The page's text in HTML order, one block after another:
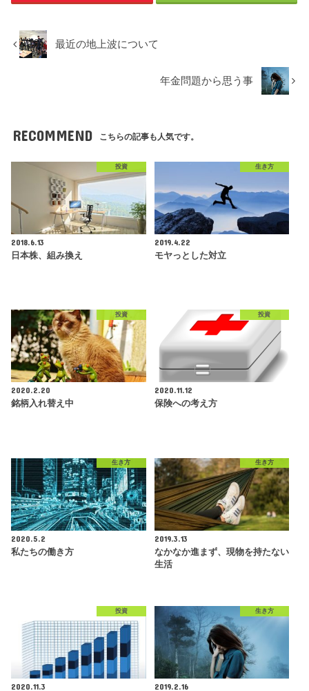
最近の地上波について
年金問題から思う事
RECOMMEND こちらの記事も人気です。
投資
2018.6.13
日本株、組み換え
生き方
2019.4.22
モヤっとした対立
投資
2020.2.20
銘柄入れ替え中
投資
2020.11.12
保険への考え方
生き方
2020.5.2
私たちの働き方
生き方
2019.3.13
なかなか進まず、現物を持たない
生活
投資
2020.11.3
生き方
2019.2.16